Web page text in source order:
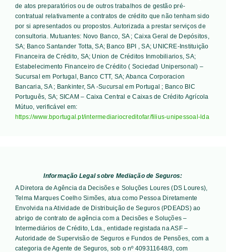
de atos preparatórios ou de outros trabalhos de gestão pré-
contratual relativamente a contratos de crédito que não tenham sido
por si apresentados ou propostos. Autorizada a prestar serviços de
consultoria. Mutuantes: Novo Banco, SA ; Caixa Geral de Depósitos,
SA; Banco Santander Totta, SA; Banco BPI , SA; UNICRE-Instituição
Financeira de Crédito, SA; Union de Créditos Inmobiliarios, SA;
Estabelecimento Financeiro de Crédito ( Sociedad Unipersonal) –
Sucursal em Portugal, Banco CTT, SA; Abanca Corporacion
Bancaria, SA ; Bankinter, SA -Sucursal em Portugal ; Banco BIC
Português, SA; SICAM – Caixa Central e Caixas de Crédito Agrícola
Mútuo , verificável em:
https://www.bportugal.pt/intermediariocreditofar/filius-unipessoal-lda
Informação Legal sobre Mediação de Seguros:
A Diretora de Agência da Decisões e Soluções Loures (DS Loures),
Telma Marques Coelho Simões, atua como Pessoa Diretamente
Envolvida na Atividade de Distribuição de Seguros (PDEADS) ao
abrigo de contrato de agência com a Decisões e Soluções –
Intermediários de Crédito, Lda., entidade registada na ASF –
Autoridade de Supervisão de Seguros e Fundos de Pensões, com a
categoria de Agente de Seguros, sob o nº 409311648/3, com